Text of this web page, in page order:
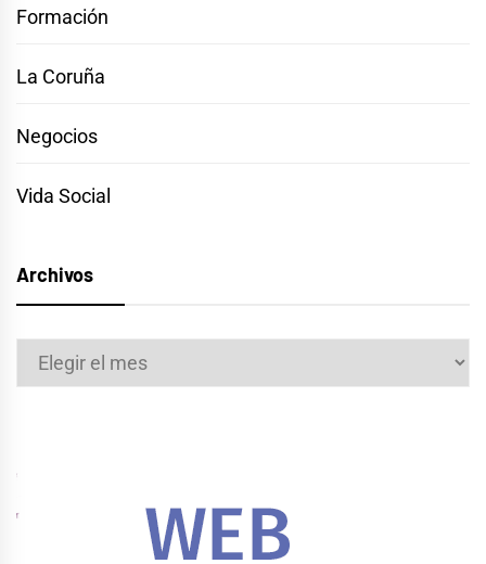
Formación
La Coruña
Negocios
Vida Social
Archivos
Archivos